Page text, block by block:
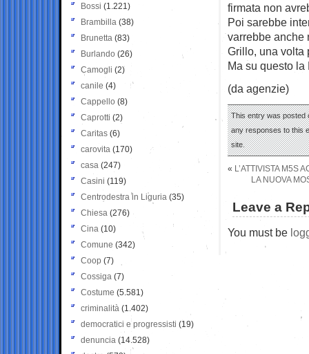
firmata non
Poi sarebbe
varrebbe anche
Grillo, una volta
Ma su questo
(da agenzie)
This entry was posted
any responses to this
site.
« L’ATTIVISTA M5S
LA NUOVA
Leave a
You must be
Bossi (1.221)
Brambilla (38)
Brunetta (83)
Burlando (26)
Camogli (2)
canile (4)
Cappello (8)
Caprotti (2)
Caritas (6)
carovita (170)
casa (247)
Casini (119)
Centrodestra in Liguria (35)
Chiesa (276)
Cina (10)
Comune (342)
Coop (7)
Cossiga (7)
Costume (5.581)
criminalità (1.402)
democratici e progressisti (19)
denuncia (14.528)